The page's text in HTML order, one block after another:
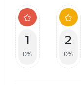
1
0%
2
0%